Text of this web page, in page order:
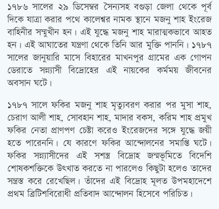
১৭৮৬ সালের ২৯ ডিসেম্বর সৈন্যসহ বগুড়া জেলা থেকে পূর্ব
দিকে যাত্রা করার পথে কালেশ্বর নামক স্থানে মজনু শাহ ইংরেজ
বাহিনীর সম্মুখীন হন। এই যুদ্ধে মজনু শাহ মারাত্মকভাবে আহত
হন। এই আঘাতের যন্ত্রণা থেকে তিনি আর মুক্তি পাননি। ১৭৮৭
সালের জানুয়ারি মাসে বিহারের মাখনপুর গ্রামের এক গোপন
ডেরাতে সন্ন্যাসী বিদ্রোহের এই নায়কের কর্মময় জীবনের
অবসান ঘটে।
১৭৮৭ সালে ফকির মজনু শাহ মৃত্যুবরণ করার পর মুসা শাহ,
চেরাগ আলী শাহ, সোবহান শাহ, মাদার বকস, করিম শাহ প্রমুখ
ফকির নেতা প্রাণপণ চেষ্টা করেও ইংরেজদের সঙ্গে যুদ্ধে জয়ী
হতে পারেননি। যে কারণে ফকির আন্দোলনের সমাপ্তি ঘটে।
ফকির সন্ন্যাসীদের এই সশস্ত্র বিদ্রোহ জন্মভূমিতে বিদেশি
শোষকশক্তিকে উৎখাত করতে না পারলেও কিছুটা হলেও তাদের
সন্ত্রস্ত করে রেখেছিল। তাঁদের এই বিদ্রোহ মূলত উপমহাদেশে
প্রথম ব্রিটিশবিরোধী প্রতিবাদ আন্দোলন হিসেবে পরিচিত।